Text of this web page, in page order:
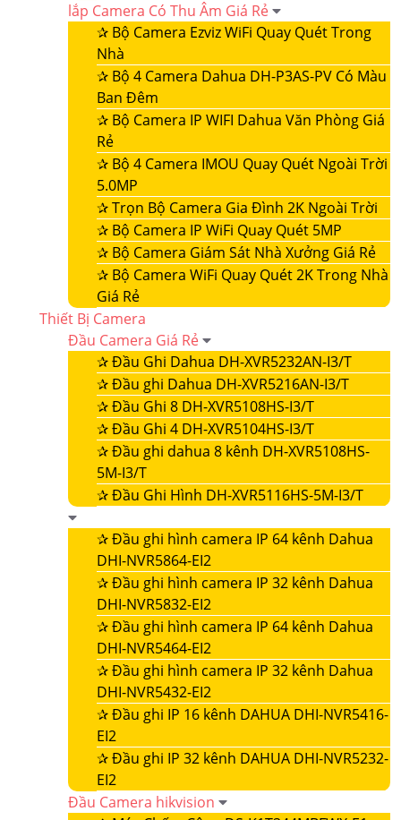
lắp Camera Có Thu Âm Giá Rẻ
✰ Bộ Camera Ezviz WiFi Quay Quét Trong
Nhà
✰ Bộ 4 Camera Dahua DH-P3AS-PV Có Màu
Ban Đêm
✰ Bộ Camera IP WIFI Dahua Văn Phòng Giá
Rẻ
✰ Bộ 4 Camera IMOU Quay Quét Ngoài Trời
5.0MP
✰Trọn Bộ Camera Gia Đình 2K Ngoài Trời
✰ Bộ Camera IP WiFi Quay Quét 5MP
✰ Bộ Camera Giám Sát Nhà Xưởng Giá Rẻ
✰ Bộ Camera WiFi Quay Quét 2K Trong Nhà
Giá Rẻ
Thiết Bị Camera
Đầu Camera Giá Rẻ
✰Đầu Ghi Dahua DH-XVR5232AN-I3/T
✰Đầu ghi Dahua DH-XVR5216AN-I3/T
✰Đầu Ghi 8 DH-XVR5108HS-I3/T
✰Đầu Ghi 4 DH-XVR5104HS-I3/T
✰Đầu ghi dahua 8 kênh DH-XVR5108HS-
5M-I3/T
✰Đầu Ghi Hình DH-XVR5116HS-5M-I3/T
✰Đầu ghi hình camera IP 64 kênh Dahua
DHI-NVR5864-EI2
✰Đầu ghi hình camera IP 32 kênh Dahua
DHI-NVR5832-EI2
✰Đầu ghi hình camera IP 64 kênh Dahua
DHI-NVR5464-EI2
✰Đầu ghi hình camera IP 32 kênh Dahua
DHI-NVR5432-EI2
✰Đầu ghi IP 16 kênh DAHUA DHI-NVR5416-
EI2
✰Đầu ghi IP 32 kênh DAHUA DHI-NVR5232-
EI2
Đầu Camera hikvision